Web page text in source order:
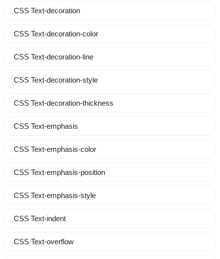
CSS Text-decoration
CSS Text-decoration-color
CSS Text-decoration-line
CSS Text-decoration-style
CSS Text-decoration-thickness
CSS Text-emphasis
CSS Text-emphasis-color
CSS Text-emphasis-position
CSS Text-emphasis-style
CSS Text-indent
CSS Text-overflow